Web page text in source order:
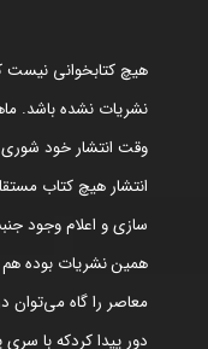
هیچ کتابخوانی نیست
نشریات نشده باشد.
وقت انتشار خود شوری
انتشار هیچ کتاب
سازی و اعلام وجود
همین نشریات بوده هم
معاصر را گاه
دور پیدا کردکه با